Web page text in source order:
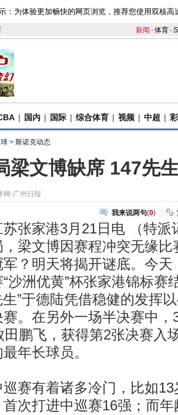
：为体验更加畅快的网页浏览，推荐您使用双核高
新闻 -体育-S
| 国内 | 国际 | 综合体育 | 视频 | 中超 |
> 斯诺克动态
梁文博缺席 147先
网-广州日报
我来说两句(0)
家港3月21日电 （特派
梁文博因赛程冲突无缘比
？明天将揭开谜底。今天
沙洲优黄”杯张家港锦标赛
生”于德陆凭借稳健的发挥
。在另外一场半决赛中，
田鹏飞，获得第2张决赛入
年长球员。
有着诸多冷门，比如13
次打进中巡赛16强；而